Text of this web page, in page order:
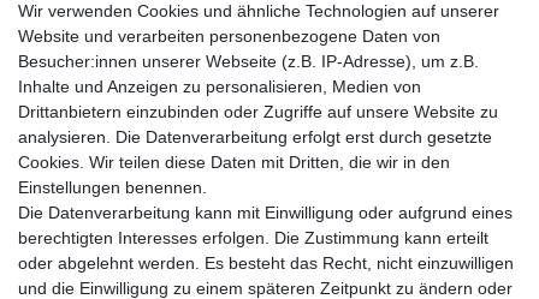
Kontakt
Retouren
Widerrufsrecht
Widerrufs­formular
Impressum
Daten­schutz­erklärung
AGB
Größentabelle
Kataloge
Barrierefreiheitserklärung
Sicherheitsinformationen
Wir verwenden Cookies und ähnliche Technologien auf unserer
Website und verarbeiten personenbezogene Daten von
Besucher:innen unserer Webseite (z.B. IP-Adresse), um z.B.
Inhalte und Anzeigen zu personalisieren, Medien von
Drittanbietern einzubinden oder Zugriffe auf unsere Website zu
analysieren. Die Datenverarbeitung erfolgt erst durch gesetzte
Cookies. Wir teilen diese Daten mit Dritten, die wir in den
Einstellungen benennen.
Die Datenverarbeitung kann mit Einwilligung oder aufgrund eines
berechtigten Interesses erfolgen. Die Zustimmung kann erteilt
oder abgelehnt werden. Es besteht das Recht, nicht einzuwilligen
und die Einwilligung zu einem späteren Zeitpunkt zu ändern oder